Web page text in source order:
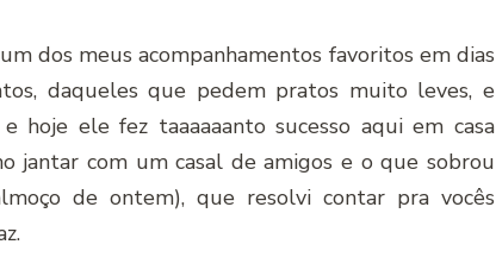
dos meus acompanhamentos favoritos em dias
daqueles que pedem pratos muito leves, e
hoje ele fez taaaaaanto sucesso aqui em casa
jantar com um casal de amigos e o que sobrou
de ontem), que resolvi contar pra vocês